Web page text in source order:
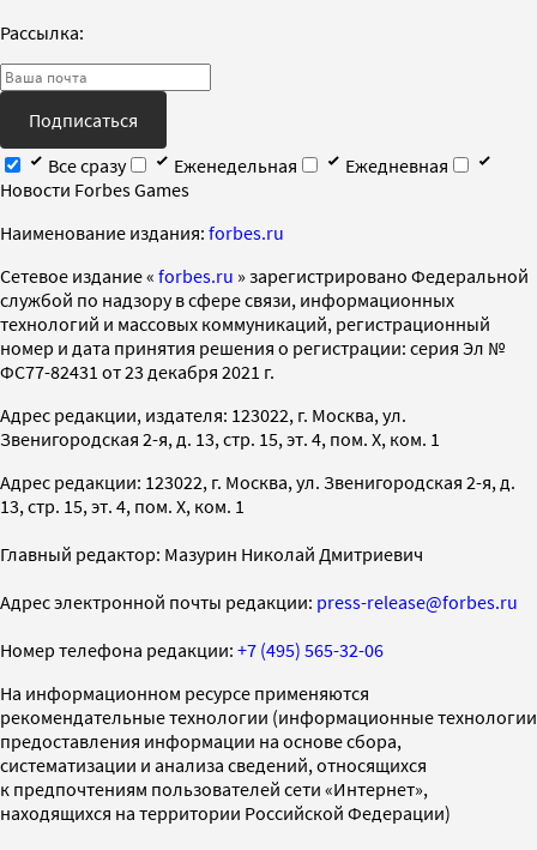
Рассылка:
Подписаться
Все сразу
Еженедельная
Ежедневная
Новости Forbes Games
Наименование издания: forbes.ru
Cетевое издание « forbes.ru » зарегистрировано Федеральной
службой по надзору в сфере связи, информационных
технологий и массовых коммуникаций, регистрационный
номер и дата принятия решения о регистрации: серия Эл №
ФС77-82431 от 23 декабря 2021 г.
Адрес редакции, издателя: 123022, г. Москва, ул.
Звенигородская 2-я, д. 13, стр. 15, эт. 4, пом. X, ком. 1
Адрес редакции: 123022, г. Москва, ул. Звенигородская 2-я, д.
13, стр. 15, эт. 4, пом. X, ком. 1
Главный редактор: Мазурин Николай Дмитриевич
Адрес электронной почты редакции: press-release@forbes.ru
Номер телефона редакции: +7 (495) 565-32-06
На информационном ресурсе применяются
рекомендательные технологии (информационные технологии
предоставления информации на основе сбора,
систематизации и анализа сведений, относящихся
к предпочтениям пользователей сети «Интернет»,
находящихся на территории Российской Федерации)